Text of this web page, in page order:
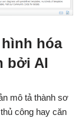
hóa
bởi AI
mô tả thành sơ
công hay căn